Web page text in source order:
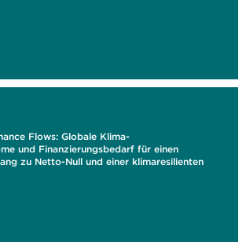
Flows: Globale Klima-
und Finanzierungsbedarf für einen
zu Netto-Null und einer klimaresilienten